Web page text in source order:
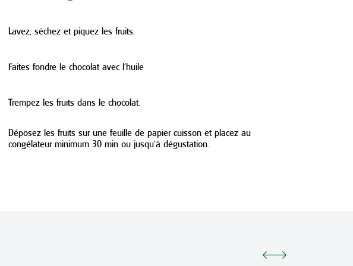
Lavez, séchez et piquez les fruits.
Faites fondre le chocolat avec l’huile
Trempez les fruits dans le chocolat.
Déposez les fruits sur une feuille de papier cuisson et placez au
congélateur minimum 30 min ou jusqu’à dégustation.